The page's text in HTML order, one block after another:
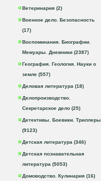
Ветеринария (2)
Военное дело. Безопасность
(17)
Воспоминания. Биографии.
Мемуары. Дневники (2387)
География. Геология. Науки о
земле (557)
Деловая литература (18)
Делопроизводство.
Секретарское дело (25)
Детективы. Боевики. Триллеры
(9123)
Детская литература (346)
Детская познавательная
литература (5053)
Домоводство. Кулинария (16)